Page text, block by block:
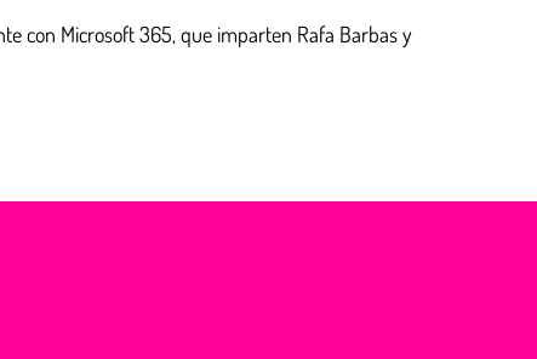
con Microsoft 365, que imparten Rafa Barbas y